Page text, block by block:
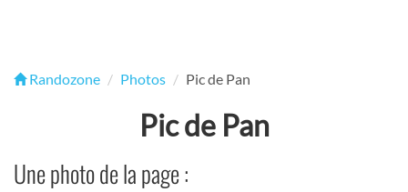
Randozone Photos Pic de Pan
Pic de Pan
Une photo de la page :